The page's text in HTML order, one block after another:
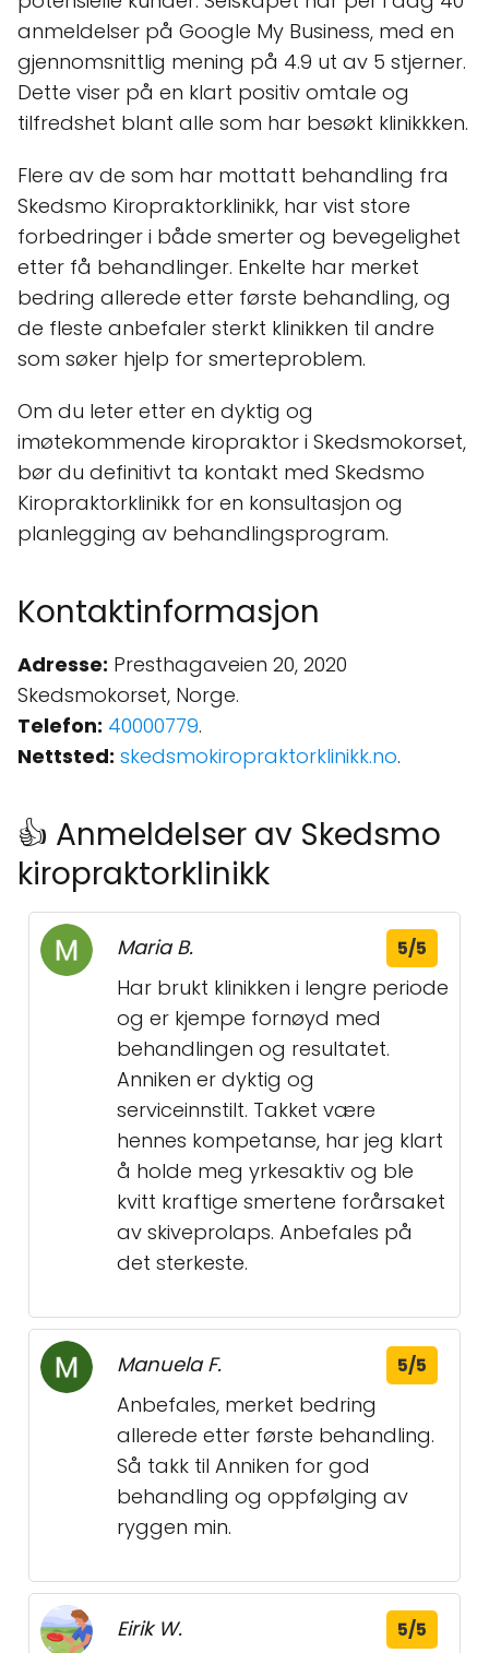
anmeldelser på Google My Business, med en
gjennomsnittlig mening på 4.9 ut av 5 stjerner.
Dette viser på en klart positiv omtale og
tilfredshet blant alle som har besøkt klinikkken.
Flere av de som har mottatt behandling fra
Skedsmo Kiropraktorklinikk, har vist store
forbedringer i både smerter og bevegelighet
etter få behandlinger. Enkelte har merket
bedring allerede etter første behandling, og
de fleste anbefaler sterkt klinikken til andre
som søker hjelp for smerteproblem.
Om du leter etter en dyktig og
imøtekommende kiropraktor i Skedsmokorset,
bør du definitivt ta kontakt med Skedsmo
Kiropraktorklinikk for en konsultasjon og
planlegging av behandlingsprogram.
Kontaktinformasjon
Adresse: Presthagaveien 20, 2020
Skedsmokorset, Norge.
Telefon: 40000779.
Nettsted: skedsmokiropraktorklinikk.no.
👍 Anmeldelser av Skedsmo
kiropraktorklinikk
Maria B. 5/5
Har brukt klinikken i lengre periode
og er kjempe fornøyd med
behandlingen og resultatet.
Anniken er dyktig og
serviceinnstilt. Takket være
hennes kompetanse, har jeg klart
å holde meg yrkesaktiv og ble
kvitt kraftige smertene forårsaket
av skiveprolaps. Anbefales på
det sterkeste.
Manuela F. 5/5
Anbefales, merket bedring
allerede etter første behandling.
Så takk til Anniken for god
behandling og oppfølging av
ryggen min.
Eirik W. 5/5